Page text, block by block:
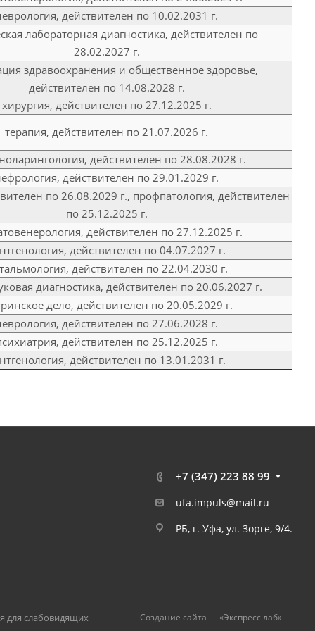
действителен по 10.02.2031 г.
лабораторная диагностика, действителен по
28.02.2027 г.
здравоохранения и общественное здоровье,
действителен по 14.08.2028 г.
хирургия, действителен по 27.12.2025 г.
терапия, действителен по 21.07.2026 г.
действителен по 28.08.2028 г.
действителен по 29.01.2029 г.
по 26.08.2029 г., профпатология, действителен
по 25.12.2025 г.
действителен по 27.12.2025 г.
действителен по 04.07.2027 г.
действителен по 22.04.2030 г.
диагностика, действителен по 20.06.2027 г.
дело, действителен по 20.05.2029 г.
действителен по 27.06.2028 г.
действителен по 25.12.2025 г.
действителен по 13.01.2031 г.
+7 (347) 223 88 99
ufa.impuls@mail.ru
РБ, г. Уфа, ул. Зорге, 9/4.
для слабовидящих Создание сайта — «Экспресс лаб»